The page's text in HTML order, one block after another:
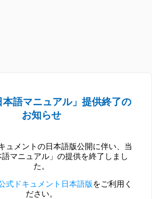
本語マニュアル」提供終了の
お知らせ
ュメントの日本語版公開に伴い、当
語マニュアル」の提供を終了しまし
た。
式ドキュメント日本語版 をご利用く
ださい。